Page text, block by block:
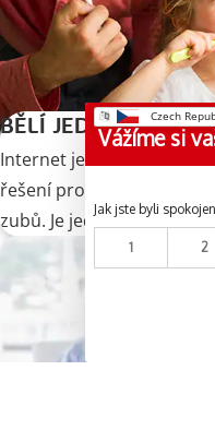
BĚLÍ JEDLÁ SODA
Internet je domovem
řešení pro kutily (udělej si
zubů. Je jedlá soda
bělí? Jsme tu, abychom
profesionálové o
jedlé sody k bělení zubů.
Vážíme si
Jak jste byli
1 2